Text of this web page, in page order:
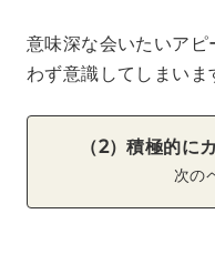
意味深な会いたいア
わず意識してしまいま
（2）積極的に
次の